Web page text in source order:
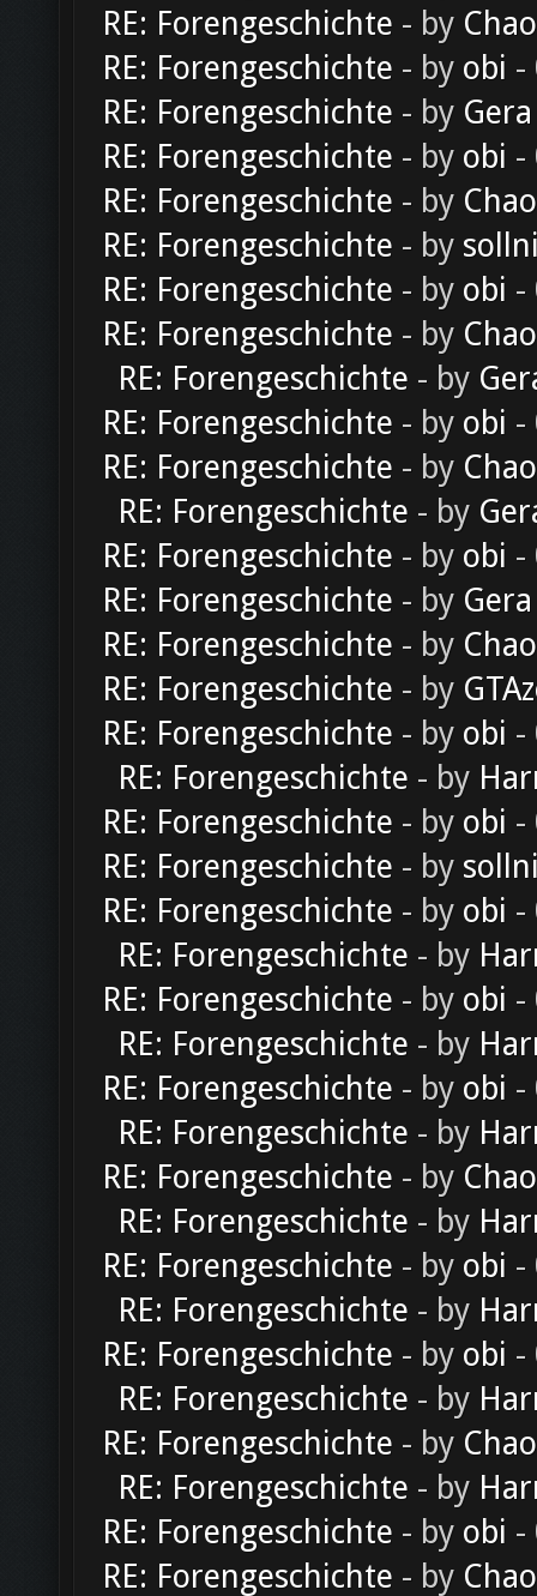
RE: Forengeschichte - by
RE: Forengeschichte - by obi -
RE: Forengeschichte - by Gera
RE: Forengeschichte - by obi -
RE: Forengeschichte - by
RE: Forengeschichte - by
RE: Forengeschichte - by obi -
RE: Forengeschichte - by
RE: Forengeschichte - by
RE: Forengeschichte - by obi -
RE: Forengeschichte - by
RE: Forengeschichte - by
RE: Forengeschichte - by obi -
RE: Forengeschichte - by Gera
RE: Forengeschichte - by
RE: Forengeschichte - by
RE: Forengeschichte - by obi -
RE: Forengeschichte - by
RE: Forengeschichte - by obi -
RE: Forengeschichte - by
RE: Forengeschichte - by obi -
RE: Forengeschichte - by
RE: Forengeschichte - by obi -
RE: Forengeschichte - by
RE: Forengeschichte - by obi -
RE: Forengeschichte - by
RE: Forengeschichte - by
RE: Forengeschichte - by
RE: Forengeschichte - by obi -
RE: Forengeschichte - by
RE: Forengeschichte - by obi -
RE: Forengeschichte - by
RE: Forengeschichte - by
RE: Forengeschichte - by
RE: Forengeschichte - by obi -
RE: Forengeschichte - by